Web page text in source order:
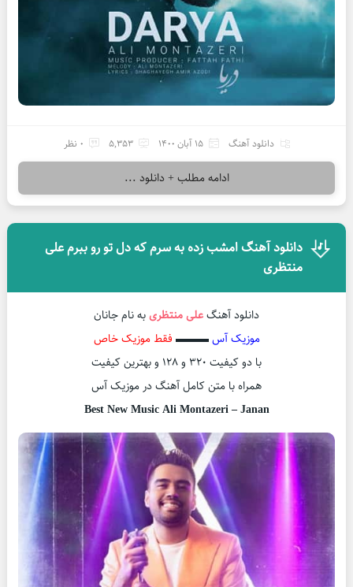
دانلود آهنگ 15 آبان 1400 5,353 0 نظر
ادامه مطلب + دانلود ...
دانلود آهنگ امشب زده به سرم که دل تو رو ببرم علی
منتظری
دانلود آهنگعلی منتظریبه نام جانان
موزیک آس▬▬▬ فقط موزیک خاص
با دو کیفیت ۳۲۰ و ۱۲۸ و بهترین کیفیت
همراه با متن کامل آهنگ در موزیک آس
Best New Music Ali Montazeri – Janan